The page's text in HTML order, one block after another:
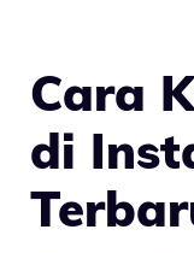
Cara
di